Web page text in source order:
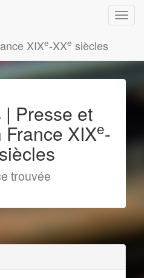
XIXe-XXe siècles
Presse et
XIXe-
siècles
trouvée